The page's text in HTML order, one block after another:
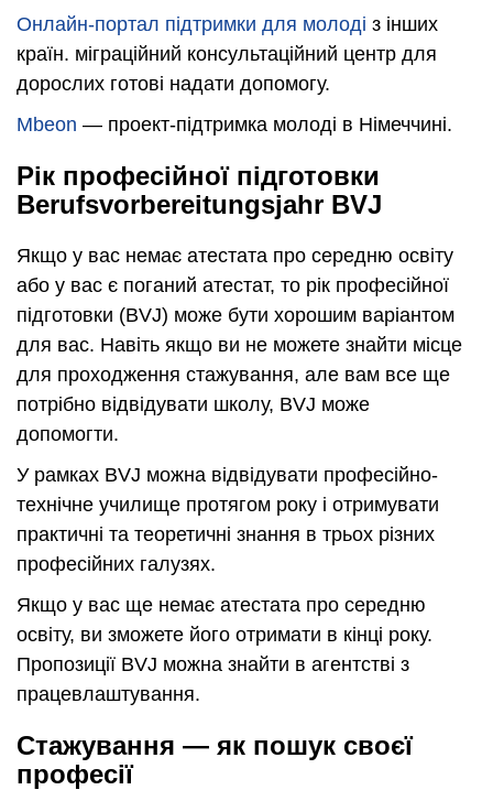
Онлайн-портал підтримки для молоді з інших
країн. міграційний консультаційний центр для
дорослих готові надати допомогу.
Mbeon — проект-підтримка молоді в Німеччині.
Рік професійної підготовки
Berufsvorbereitungsjahr BVJ
Якщо у вас немає атестата про середню освіту
або у вас є поганий атестат, то рік професійної
підготовки (BVJ) може бути хорошим варіантом
для вас. Навіть якщо ви не можете знайти місце
для проходження стажування, але вам все ще
потрібно відвідувати школу, BVJ може
допомогти.
У рамках BVJ можна відвідувати професійно-
технічне училище протягом року і отримувати
практичні та теоретичні знання в трьох різних
професійних галузях.
Якщо у вас ще немає атестата про середню
освіту, ви зможете його отримати в кінці року.
Пропозиції BVJ можна знайти в агентстві з
працевлаштування.
Стажування — як пошук своєї
професії